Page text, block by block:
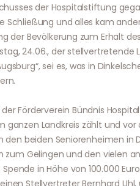
der Hospitalstiftung
und alles kam
der Bevölkerung zum Erhalt
24.06., der stellvertretende
sei es, was in
Förderverein Bündnis
ganzen Landkreis zählt und
den beiden Seniorenheimen
Gelingen und den vielen
in Höhe von 100.000
Stellvertreter Bernhard